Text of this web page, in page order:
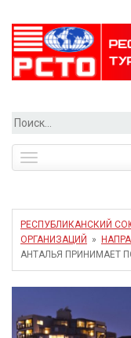
Найти:
РЕСПУБЛИКАНСКИЙ
ОРГАНИЗАЦИЙ
»
АНТАЛЬЯ ПРИНИМАЕТ